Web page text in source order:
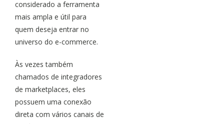
considerado a ferramenta
mais ampla e útil para
quem deseja entrar no
universo do e-commerce.
Às vezes também
chamados de integradores
de marketplaces, eles
possuem uma conexão
direta com vários canais de